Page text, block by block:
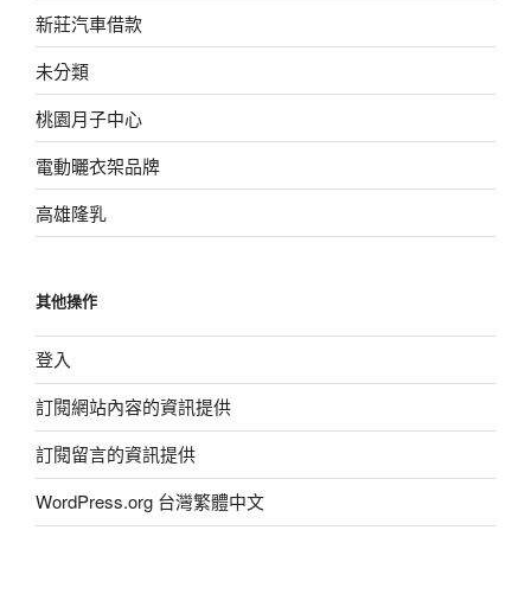
新莊汽車借款
未分類
桃園月子中心
電動曬衣架品牌
高雄隆乳
其他操作
登入
訂閱網站內容的資訊提供
訂閱留言的資訊提供
WordPress.org 台灣繁體中文